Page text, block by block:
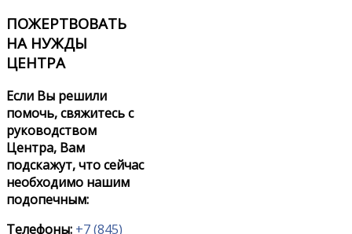
ПОЖЕРТВОВАТЬ
НА НУЖДЫ
ЦЕНТРА
Если Вы решили
помочь, свяжитесь с
руководством
Центра, Вам
подскажут, что сейчас
необходимо нашим
подопечным:
Телефоны: +7 (845)